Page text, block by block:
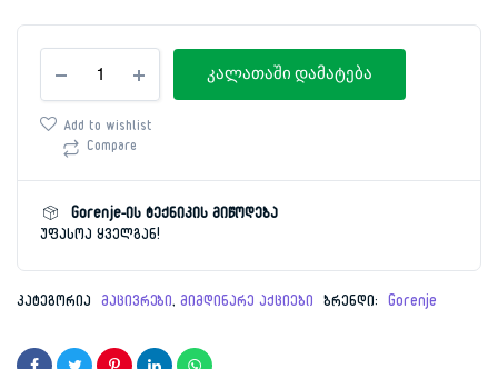
Original
price
2,399.00 ₾.
Current
price
1,499.00 ₾.
186სმ
GORENJE
NRK-
6192AS4SILVER
კალათაში დამატება
Add to wishlist
Compare
Gorenje-ის ტექნიკის მიწოდება
უფასოა ყველგან!
კატეგორია მაცივრები,მიმდინარე აქციები ბრენდი: Gorenje